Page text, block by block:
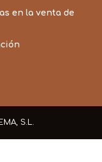
en la venta de
S.L.